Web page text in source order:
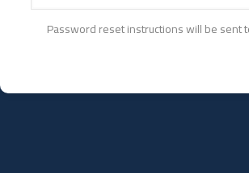
Password reset instructions will be sent